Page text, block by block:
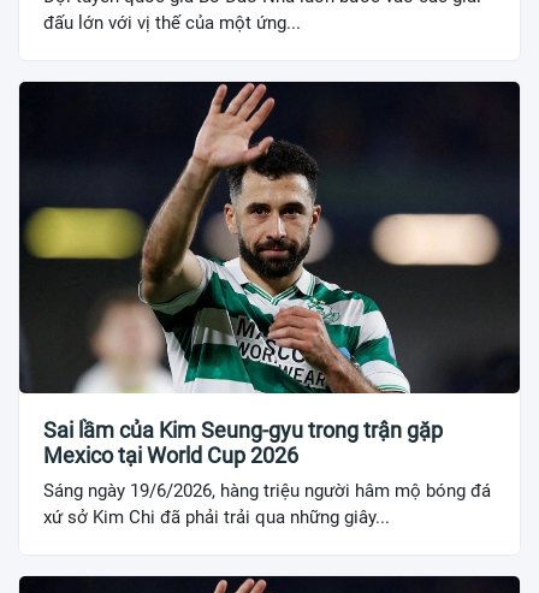
đấu lớn với vị thế của một ứng...
Sai lầm của Kim Seung-gyu trong trận gặp
Mexico tại World Cup 2026
Sáng ngày 19/6/2026, hàng triệu người hâm mộ bóng đá
xứ sở Kim Chi đã phải trải qua những giây...